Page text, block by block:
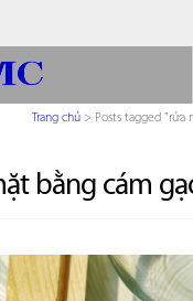
Trang chủ > Posts tagged "rửa
bằng cám